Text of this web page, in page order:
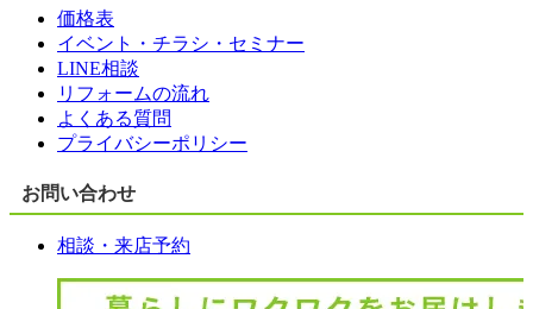
価格表
イベント・チラシ・セミナー
LINE相談
リフォームの流れ
よくある質問
プライバシーポリシー
お問い合わせ
相談・来店予約